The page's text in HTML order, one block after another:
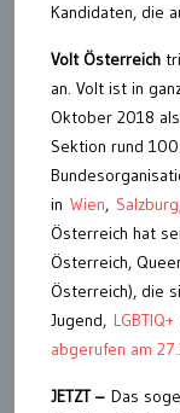
Kandidaten, die
Volt Österreich
an. Volt ist in
Oktober 2018
Sektion rund
in Wien, Salzburg
Österreich hat
Österreich,
Österreich), die
Jugend, LGBTIQ+
abgerufen am
JETZT – Das